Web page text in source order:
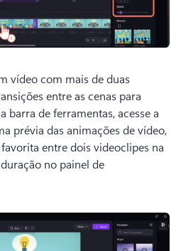
vídeo com mais de duas
entre as cenas para
barra de ferramentas, acesse a
prévia das animações de vídeo,
entre dois videoclipes na
no painel de